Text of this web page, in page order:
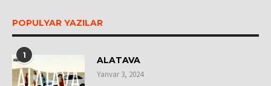
POPULYAR YAZILAR
1 ALATAVA
Yanvar 3, 2024